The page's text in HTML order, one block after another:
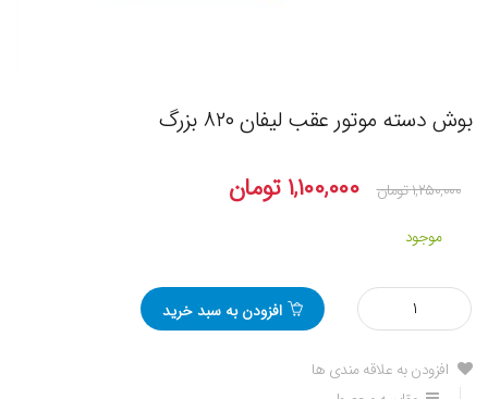
بوش دسته موتور عقب لیفان ۸۲۰ بزرگ
۱,۲۵۰,۰۰۰تومان ۱,۱۰۰,۰۰۰ تومان
موجود
مقدار
بوش
موتور
عقب
افزودن به سبد خرید
افزودن به علاقه مندی ها